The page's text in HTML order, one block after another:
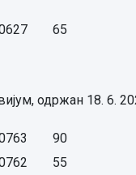
65
одржан 18. 6.
90
55